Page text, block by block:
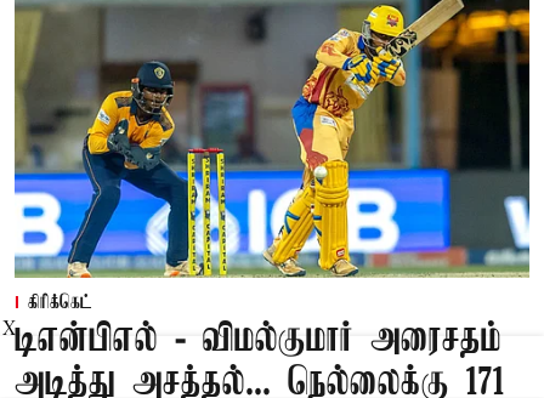
கிரிக்கெட்
டிஎன்பிஎல் - விமல்குமார் அரைசதம்
அடித்து அசத்தல்... நெல்லைக்கு 171
X